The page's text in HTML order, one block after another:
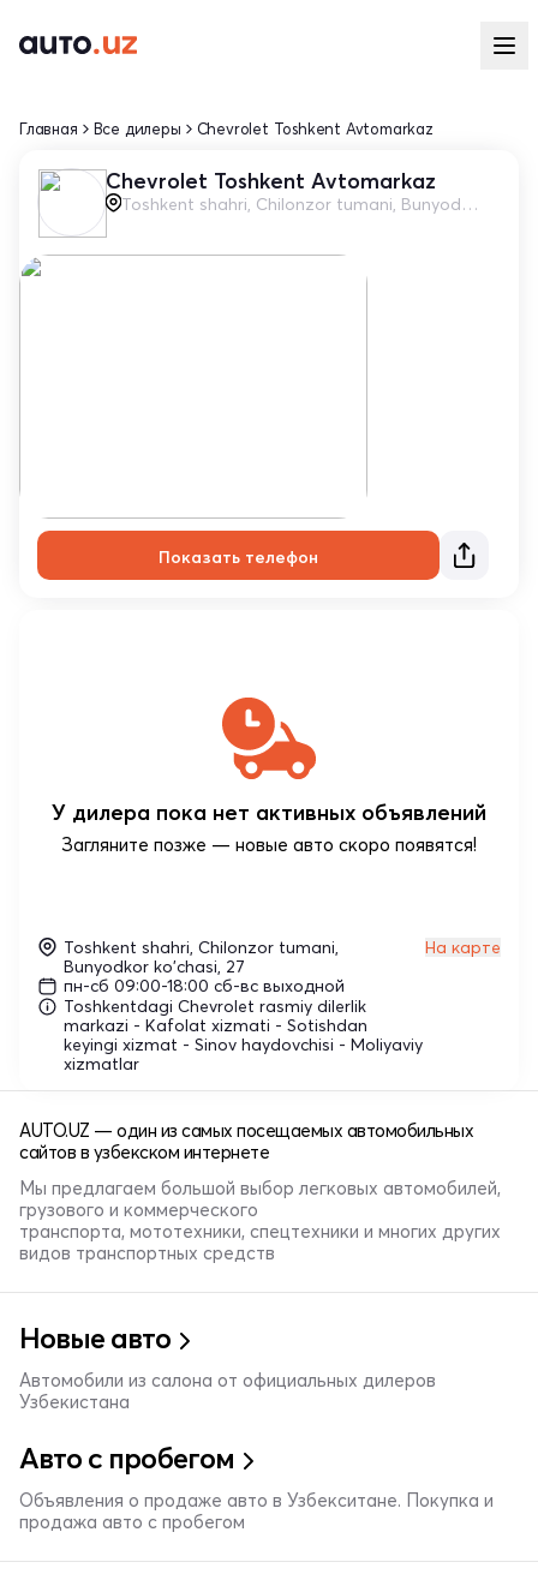
Главная Все дилеры Chevrolet Toshkent Avtomarkaz
Chevrolet Toshkent Avtomarkaz
Toshkent shahri, Chilonzor tumani, Bunyodkor ko'chasi, 27
Показать телефон
На карте
Toshkent shahri, Chilonzor tumani,
Bunyodkor ko'chasi, 27
пн-сб 09:00-18:00 сб-вс выходной
Toshkentdagi Chevrolet rasmiy dilerlik
markazi - Kafolat xizmati - Sotishdan
keyingi xizmat - Sinov haydovchisi - Moliyaviy
xizmatlar
У дилера пока нет активных объявлений
Загляните позже — новые авто скоро появятся!
AUTO.UZ — один из самых посещаемых автомобильных
сайтов в узбекском интернете
Мы предлагаем большой выбор легковых автомобилей,
грузового и коммерческого
транспорта, мототехники, спецтехники и многих других
видов транспортных средств
Новые авто
Автомобили из салона от официальных дилеров
Узбекистана
Авто с пробегом
Объявления о продаже авто в Узбекситане. Покупка и
продажа авто с пробегом